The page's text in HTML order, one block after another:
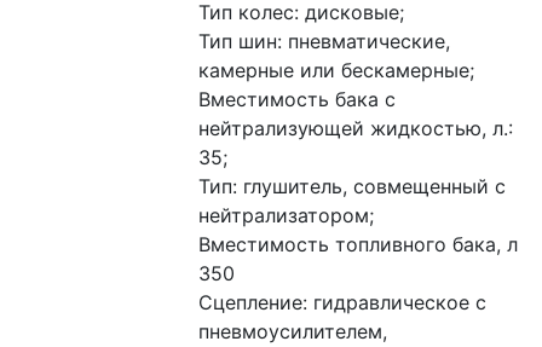
Тип колес: дисковые;
Тип шин: пневматические,
камерные или бескамерные;
Вместимость бака с
нейтрализующей жидкостью, л.:
35;
Тип: глушитель, совмещенный с
нейтрализатором;
Вместимость топливного бака, л
350
Сцепление: гидравлическое с
пневмоусилителем,